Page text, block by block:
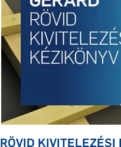
RÖVID KIVITELEZÉSI